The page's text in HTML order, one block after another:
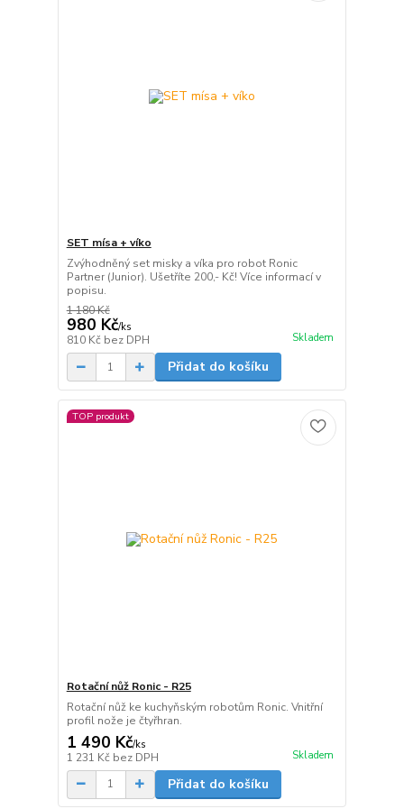
SET mísa + víko
Zvýhodněný set misky a víka pro robot Ronic
Partner (Junior). Ušetříte 200,- Kč! Více informací v
popisu.
1 180 Kč
980 Kč/ks
810 Kč bez DPH Skladem
Přidat do košíku
TOP produkt
Rotační nůž Ronic - R25
Rotační nůž ke kuchyňským robotům Ronic. Vnitřní
profil nože je čtyřhran.
1 490 Kč/ks
1 231 Kč bez DPH Skladem
Přidat do košíku